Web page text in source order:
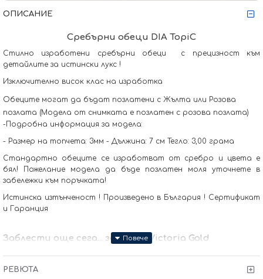
ОПИСАНИЕ
Сребърни обеци DIA TopiC
Стилно изработени сребърни обеци с прецизност към
детайлите за истински лукс !
Изключително висок клас на изработка
Обеците могат да бъдат позлатени с Жълта или Розова
позлата (Moдела от снимката е позлатен с розова позлата)
-Подробна информация за модела:
- Размер на топчета: 3мм - Дължина: 7 см Тегло: 3,00 грама
Стандартно обеците се изработват от сребро и цвета е
бял! Пожелание модела да бъде позлатен моля уточнете в
забележки към поръчката!
Истинска изтънченост ! Произведено в България ! Сертификат
и Гаранция
Заблести още сега... заедно с Victoria Gold
Защото всичко хубаво е с теб
РЕВЮТА